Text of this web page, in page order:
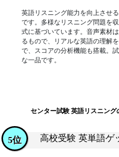
英語リスニング能力を向上させ
です。多様なリスニング問題を
式に基づいています。音声素材
るもので、リアルな英語の理解
で、スコアの分析機能も搭載。
な一品です。
センター試験 英語リスニン
高校受験 英単語ゲ
5位